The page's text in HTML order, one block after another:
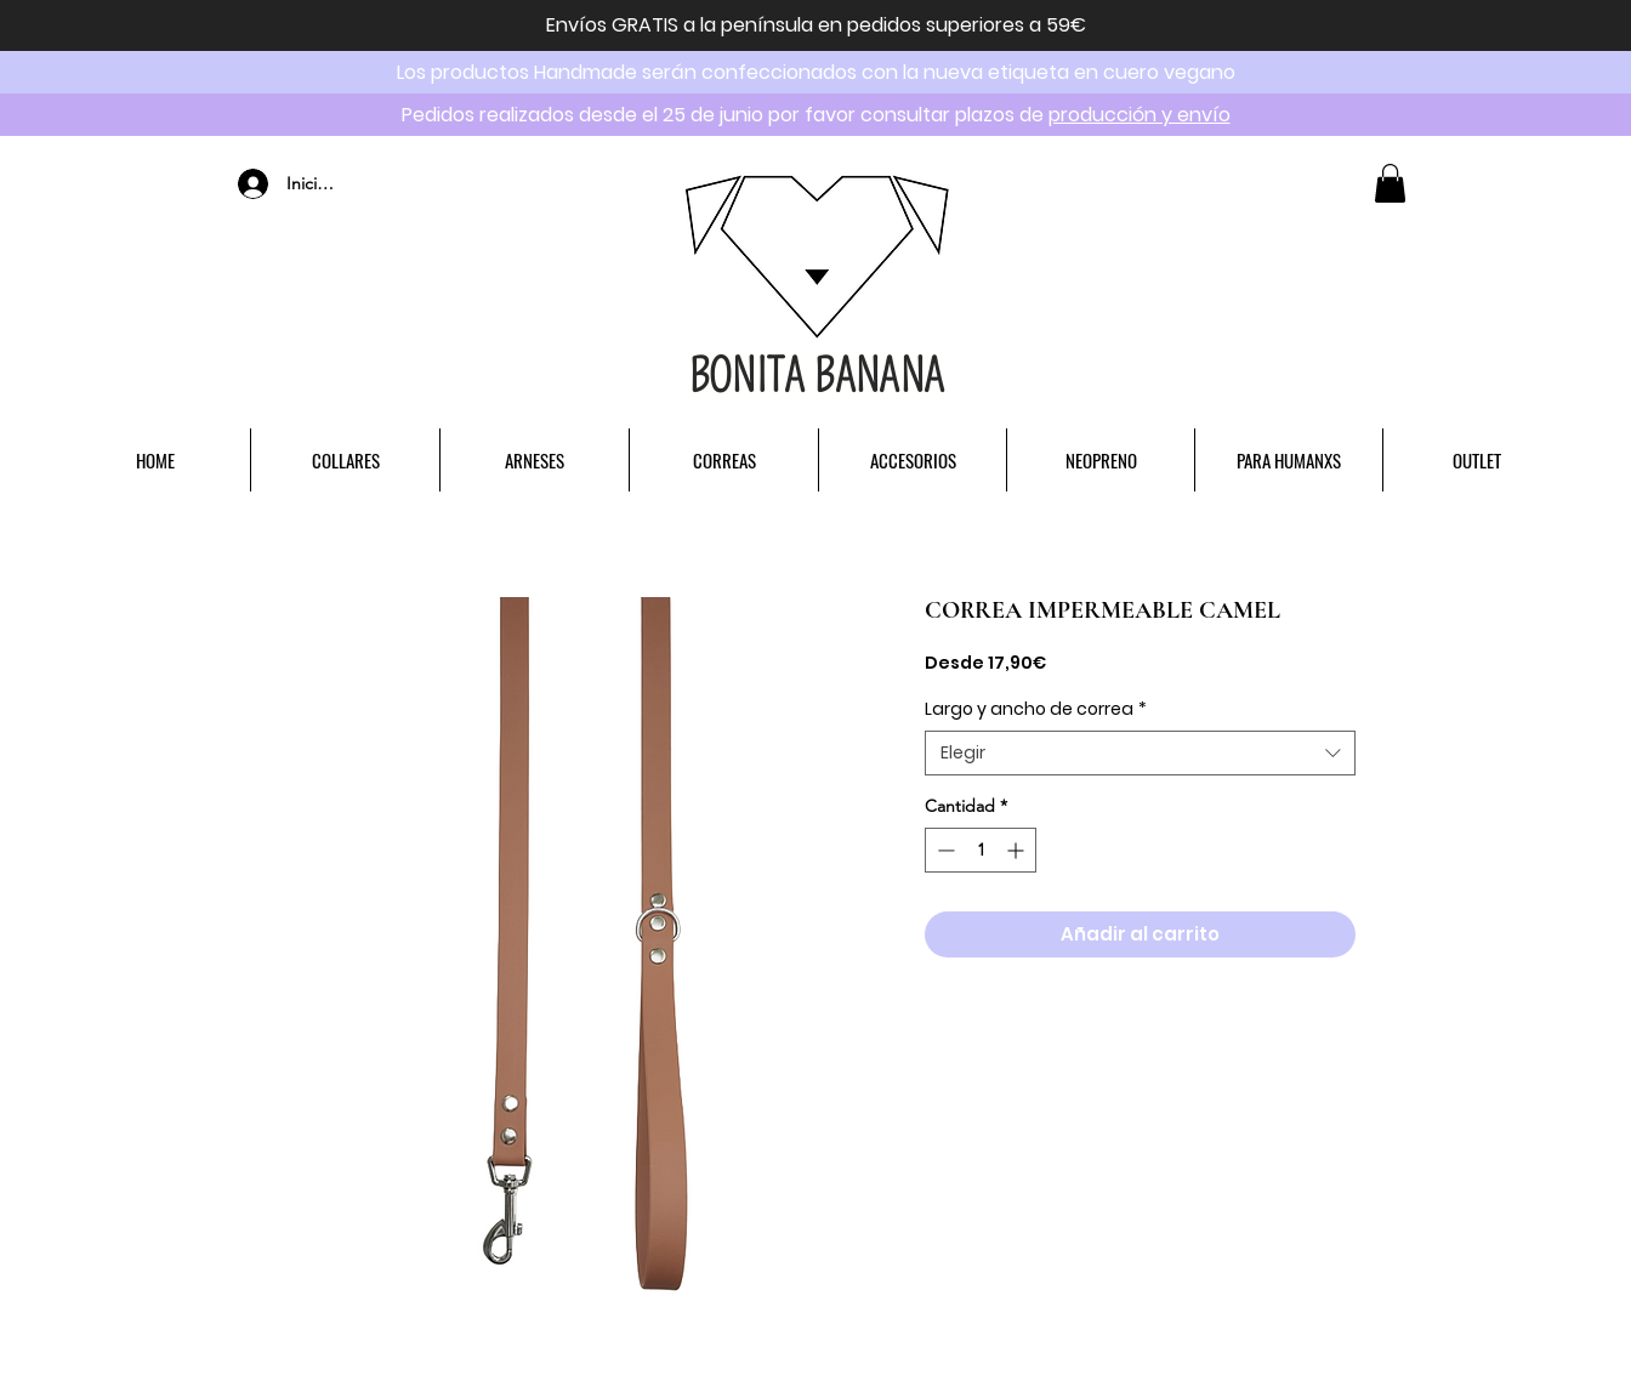
Envíos GRATIS a la península en pedidos superiores a 59€
Los productos Handmade serán confeccionados con la nueva etiqueta en cuero vegano
Pedidos realizados desde el 25 de junio por favor consultar plazos de producción y envío
Iniciar sesión
BONITA BANANA
HOME COLLARES ARNESES CORREAS ACCESORIOS NEOPRENO PARA HUMANXS OUTLET
CORREA IMPERMEABLE CAMEL
Desde 17,90€Precio
oferta
Largo y ancho de correa *
Elegir
Cantidad *
Añadir al carrito